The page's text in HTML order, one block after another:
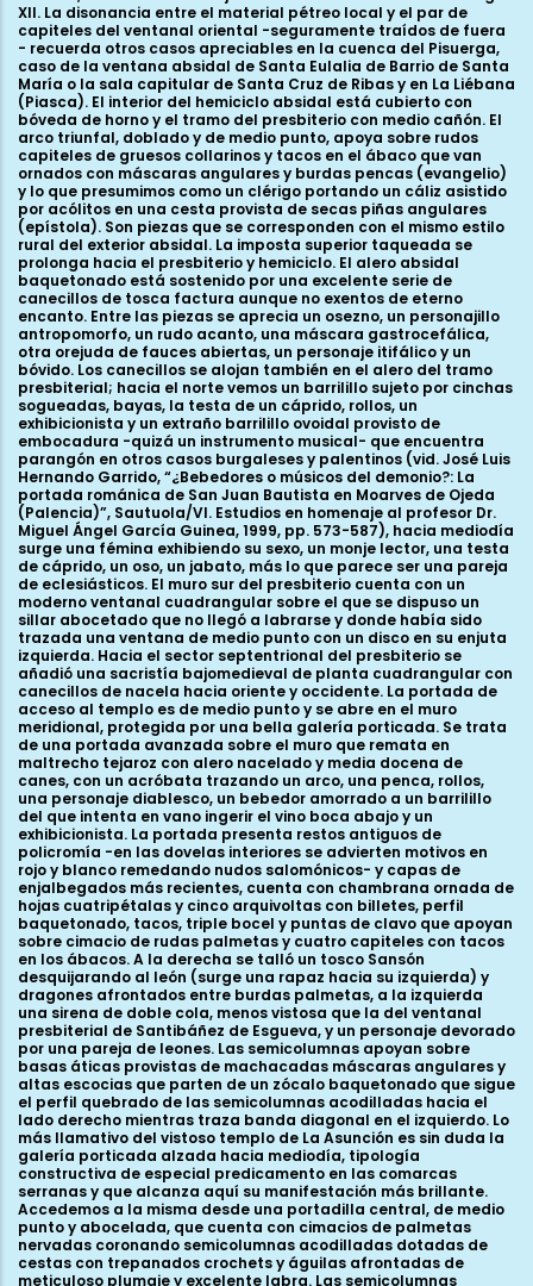
XII. La disonancia entre el material pétreo local y el par de
capiteles del ventanal oriental -seguramente traídos de fuera
- recuerda otros casos apreciables en la cuenca del Pisuerga,
caso de la ventana absidal de Santa Eulalia de Barrio de Santa
María o la sala capitular de Santa Cruz de Ribas y en La Liébana
(Piasca). El interior del hemiciclo absidal está cubierto con
bóveda de horno y el tramo del presbiterio con medio cañón. El
arco triunfal, doblado y de medio punto, apoya sobre rudos
capiteles de gruesos collarinos y tacos en el ábaco que van
ornados con máscaras angulares y burdas pencas (evangelio)
y lo que presumimos como un clérigo portando un cáliz asistido
por acólitos en una cesta provista de secas piñas angulares
(epístola). Son piezas que se corresponden con el mismo estilo
rural del exterior absidal. La imposta superior taqueada se
prolonga hacia el presbiterio y hemiciclo. El alero absidal
baquetonado está sostenido por una excelente serie de
canecillos de tosca factura aunque no exentos de eterno
encanto. Entre las piezas se aprecia un osezno, un personajillo
antropomorfo, un rudo acanto, una máscara gastrocefálica,
otra orejuda de fauces abiertas, un personaje itifálico y un
bóvido. Los canecillos se alojan también en el alero del tramo
presbiterial; hacia el norte vemos un barrilillo sujeto por cinchas
sogueadas, bayas, la testa de un cáprido, rollos, un
exhibicionista y un extraño barrilillo ovoidal provisto de
embocadura -quizá un instrumento musical- que encuentra
parangón en otros casos burgaleses y palentinos (vid. José Luis
Hernando Garrido, “¿Bebedores o músicos del demonio?: La
portada románica de San Juan Bautista en Moarves de Ojeda
(Palencia)”, Sautuola/VI. Estudios en homenaje al profesor Dr.
Miguel Ángel García Guinea, 1999, pp. 573-587), hacia mediodía
surge una fémina exhibiendo su sexo, un monje lector, una testa
de cáprido, un oso, un jabato, más lo que parece ser una pareja
de eclesiásticos. El muro sur del presbiterio cuenta con un
moderno ventanal cuadrangular sobre el que se dispuso un
sillar abocetado que no llegó a labrarse y donde había sido
trazada una ventana de medio punto con un disco en su enjuta
izquierda. Hacia el sector septentrional del presbiterio se
añadió una sacristía bajomedieval de planta cuadrangular con
canecillos de nacela hacia oriente y occidente. La portada de
acceso al templo es de medio punto y se abre en el muro
meridional, protegida por una bella galería porticada. Se trata
de una portada avanzada sobre el muro que remata en
maltrecho tejaroz con alero nacelado y media docena de
canes, con un acróbata trazando un arco, una penca, rollos,
una personaje diablesco, un bebedor amorrado a un barrilillo
del que intenta en vano ingerir el vino boca abajo y un
exhibicionista. La portada presenta restos antiguos de
policromía -en las dovelas interiores se advierten motivos en
rojo y blanco remedando nudos salomónicos- y capas de
enjalbegados más recientes, cuenta con chambrana ornada de
hojas cuatripétalas y cinco arquivoltas con billetes, perfil
baquetonado, tacos, triple bocel y puntas de clavo que apoyan
sobre cimacio de rudas palmetas y cuatro capiteles con tacos
en los ábacos. A la derecha se talló un tosco Sansón
desquijarando al león (surge una rapaz hacia su izquierda) y
dragones afrontados entre burdas palmetas, a la izquierda
una sirena de doble cola, menos vistosa que la del ventanal
presbiterial de Santibáñez de Esgueva, y un personaje devorado
por una pareja de leones. Las semicolumnas apoyan sobre
basas áticas provistas de machacadas máscaras angulares y
altas escocias que parten de un zócalo baquetonado que sigue
el perfil quebrado de las semicolumnas acodilladas hacia el
lado derecho mientras traza banda diagonal en el izquierdo. Lo
más llamativo del vistoso templo de La Asunción es sin duda la
galería porticada alzada hacia mediodía, tipología
constructiva de especial predicamento en las comarcas
serranas y que alcanza aquí su manifestación más brillante.
Accedemos a la misma desde una portadilla central, de medio
punto y abocelada, que cuenta con cimacios de palmetas
nervadas coronando semicolumnas acodilladas dotadas de
cestas con trepanados crochets y águilas afrontadas de
meticuloso plumaje y excelente labra. Las semicolumnas